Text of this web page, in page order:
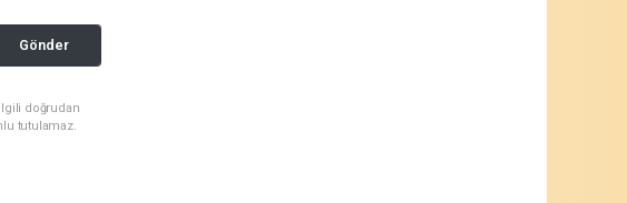
Gönder
doğrudan
tutulamaz.